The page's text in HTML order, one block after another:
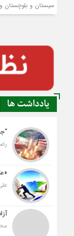
سیستان‌ و بلوچستان
یادداشت ها